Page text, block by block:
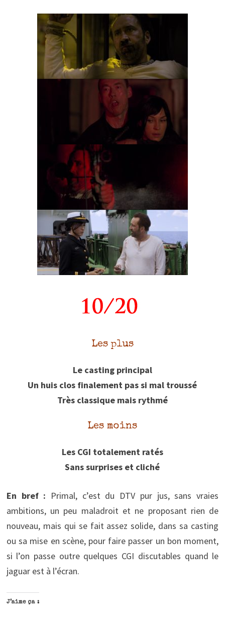
Les plus
Le casting principal
Un huis clos finalement pas si mal troussé
Très classique mais rythmé
Les moins
Les CGI totalement ratés
Sans surprises et cliché
En bref : Primal, c’est du DTV pur jus, sans vraies
ambitions, un peu maladroit et ne proposant rien de
nouveau, mais qui se fait assez solide, dans sa casting
ou sa mise en scène, pour faire passer un bon moment,
si l’on passe outre quelques CGI discutables quand le
jaguar est à l’écran.
J’aime ça :